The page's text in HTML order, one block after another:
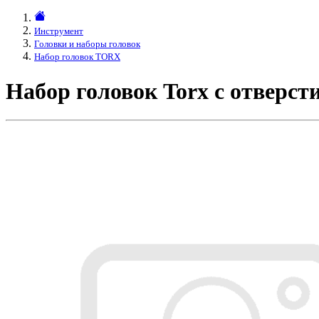
Инструмент
Головки и наборы головок
Набор головок TORX
Набор головок Torx с